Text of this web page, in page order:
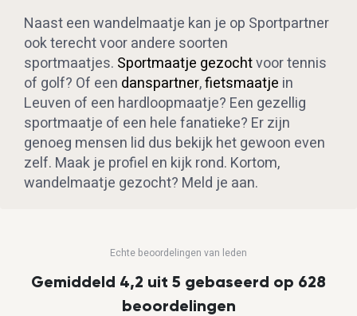
Naast een wandelmaatje kan je op Sportpartner
ook terecht voor andere soorten
sportmaatjes. Sportmaatje gezochtvoor tennis
of golf? Of een danspartner,fietsmaatje in
Leuven of een hardloopmaatje? Een gezellig
sportmaatje of een hele fanatieke? Er zijn
genoeg mensen lid dus bekijk het gewoon even
zelf. Maak je profiel en kijk rond. Kortom,
wandelmaatje gezocht? Meld je aan.
Echte beoordelingen van leden
Gemiddeld 4,2 uit 5 gebaseerd op 628
beoordelingen